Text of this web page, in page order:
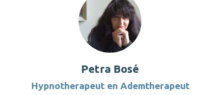
Petra Bosé
Hypnotherapeut en Ademtherapeut